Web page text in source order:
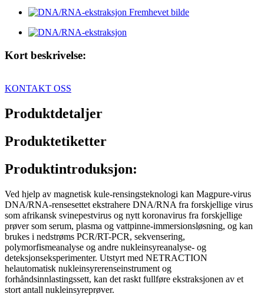
Kort beskrivelse:
KONTAKT OSS
Produktdetaljer
Produktetiketter
Produktintroduksjon:
Ved hjelp av magnetisk kule-rensingsteknologi kan Magpure-virus
DNA/RNA-rensesettet ekstrahere DNA/RNA fra forskjellige virus
som afrikansk svinepestvirus og nytt koronavirus fra forskjellige
prøver som serum, plasma og vattpinne-immersionsløsning, og kan
brukes i nedstrøms PCR/RT-PCR, sekvensering,
polymorfismeanalyse og andre nukleinsyreanalyse- og
deteksjonseksperimenter. Utstyrt med NETRACTION
helautomatisk nukleinsyrerenseinstrument og
forhåndsinnlastingssett, kan det raskt fullføre ekstraksjonen av et
stort antall nukleinsyreprøver.